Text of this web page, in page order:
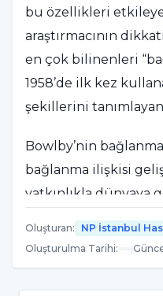
bu özellikleri
araştırmacının
en çok bilinenleri
1958’de ilk kez
şekillerini
Bowlby’nin
bağlanma ilişkisi
yatkınlıkla dünyaya
ve koruma bekler.
sonucu başlar. Seçici
Oluşturan:
NP İstanbul
Oluşturulma Tarihi: |